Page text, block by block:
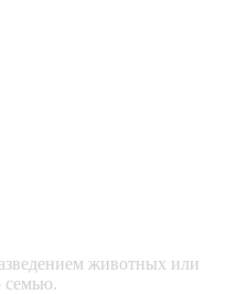
животных или
семью.